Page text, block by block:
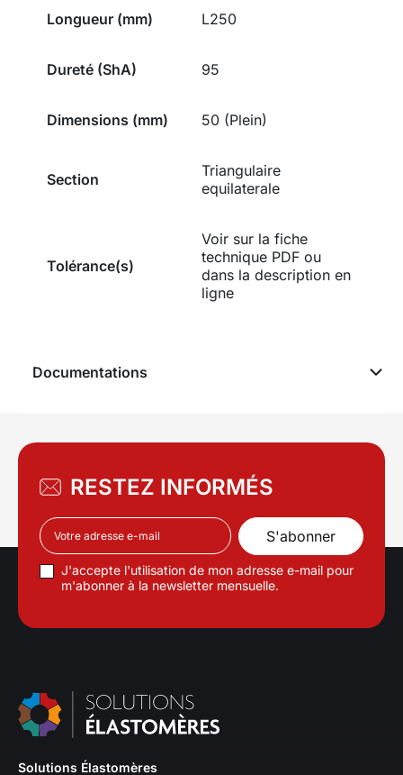
Longueur (mm) L250
Dureté (ShA) 95
Dimensions (mm) 50 (Plein)
Section
Triangulaire
equilaterale
Tolérance(s)
Voir sur la fiche
technique PDF ou
dans la description en
ligne
Documentations
RESTEZ INFORMÉS
J'accepte l'utilisation de mon adresse e-mail pour
m'abonner à la newsletter mensuelle.
Solutions Élastomères